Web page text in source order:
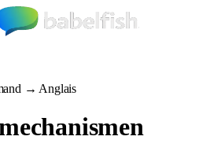
→ Anglais